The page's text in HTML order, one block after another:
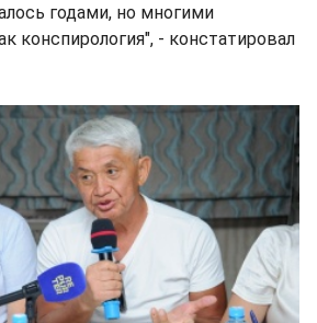
годами, но многими
конспирология", - констатировал